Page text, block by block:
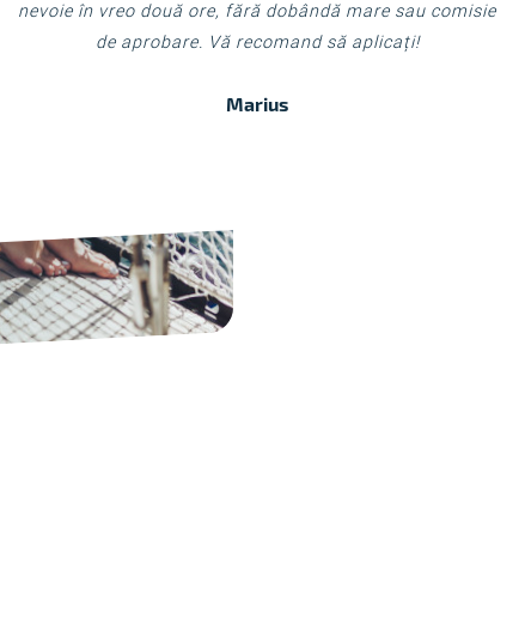
nevoie în vreo două ore, fără dobândă mare sau comisie
de aprobare. Vă recomand să aplicați!
Marius